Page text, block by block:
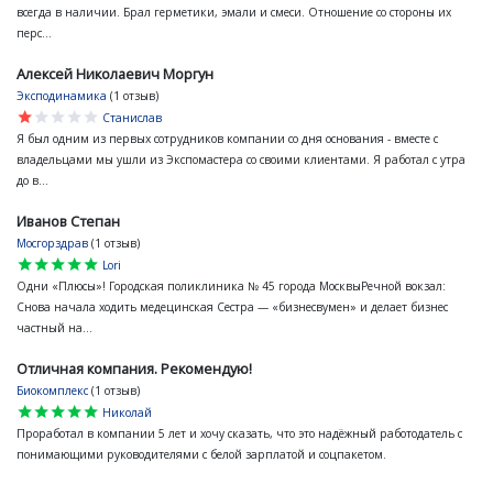
всегда в наличии. Брал герметики, эмали и смеси. Отношение со стороны их
перс...
Алексей Николаевич Моргун
Эксподинамика (1 отзыв)
star
star
star
star
star
Станислав
Я был одним из первых сотрудников компании со дня основания - вместе с
владельцами мы ушли из Экспомастера со своими клиентами. Я работал с утра
до в...
Иванов Степан
Мосгорздрав (1 отзыв)
star
star
star
star
star
Lori
Одни «Плюсы»! Городская поликлиника № 45 города МосквыРечной вокзал:
Снова начала ходить медецинская Сестра — «бизнесвумен» и делает бизнес
частный на...
Отличная компания. Рекомендую!
Биокомплекс (1 отзыв)
star
star
star
star
star
Николай
Проработал в компании 5 лет и хочу сказать, что это надёжный работодатель с
понимающими руководителями с белой зарплатой и соцпакетом.